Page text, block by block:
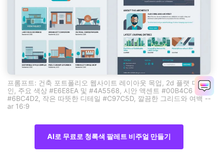
프롬프트: 건축 포트폴리오 웹사이트 레이아웃 목업, 2d 플랫 디자
인, 주요 색상 #E6E8EA 및 #4A5568, 시안 액센트 #00B4C6 및
#6BC4D2, 작은 따뜻한 디테일 #C97C5D, 깔끔한 그리드와 여백 --
ar 16:9
AI로 무료로 청록색 팔레트 비주얼 만들기